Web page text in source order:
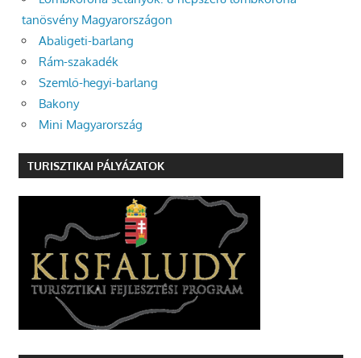
tanösvény Magyarországon
Abaligeti-barlang
Rám-szakadék
Szemlő-hegyi-barlang
Bakony
Mini Magyarország
TURISZTIKAI PÁLYÁZATOK